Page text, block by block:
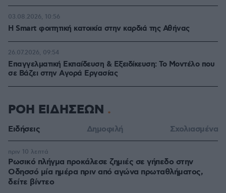
Η Smart φοιτητική κατοικία στην καρδιά της Αθήνας
03.08.2026, 10:56
Επαγγελματική Εκπαίδευση & Εξειδίκευση: Το Mοντέλο που
σε Bάζει στην Aγορά Eργασίας
26.07.2026, 09:54
ΡΟΗ ΕΙΔΗΣΕΩΝ
Ειδήσεις Δημοφιλή Σχολιασμένα
Ρωσικό πλήγμα προκάλεσε ζημιές σε γήπεδο στην
Οδησσό μία ημέρα πριν από αγώνα πρωταθλήματος,
δείτε βίντεο
πριν 10 λεπτά